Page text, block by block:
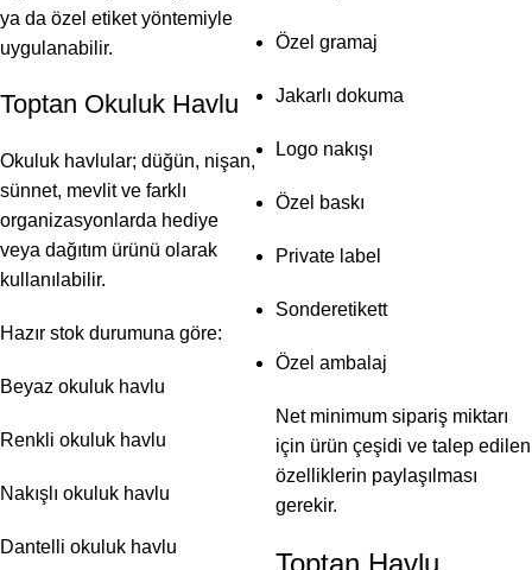
ya da özel etiket yöntemiyle
uygulanabilir.
Toptan Okuluk Havlu
Okuluk havlular; düğün, nişan,
sünnet, mevlit ve farklı
organizasyonlarda hediye
veya dağıtım ürünü olarak
kullanılabilir.
Hazır stok durumuna göre:
Beyaz okuluk havlu
Renkli okuluk havlu
Nakışlı okuluk havlu
Dantelli okuluk havlu
Özel gramaj
Jakarlı dokuma
Logo nakışı
Özel baskı
Private label
Sonderetikett
Özel ambalaj
Net minimum sipariş miktarı
için ürün çeşidi ve talep edilen
özelliklerin paylaşılması
gerekir.
Toptan Havlu